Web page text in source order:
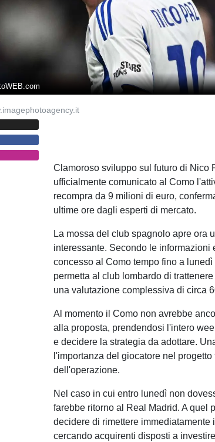
Clamoroso sviluppo sul futuro di Nico
ufficialmente comunicato al Como
recompra da 9 milioni di euro,
ultime ore dagli esperti di mercato.
La mossa del club spagnolo apre ora
interessante. Secondo le informazioni
concesso al Como tempo fino a
permetta al club lombardo di
una valutazione complessiva di circa
Al momento il Como non avrebbe
alla proposta, prendendosi l'intero
e decidere la strategia da adottare.
l'importanza del giocatore nel
dell'operazione.
Nel caso in cui entro lunedì non
farebbe ritorno al Real Madrid. A quel
decidere di rimettere immediatamente
cercando acquirenti disposti a